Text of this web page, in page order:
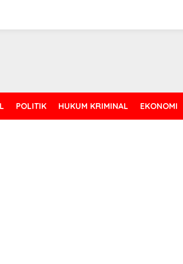
POLITIK HUKUM KRIMINAL EKONOMI